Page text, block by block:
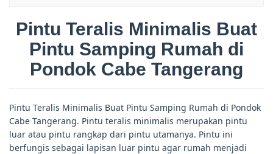
Pintu Teralis Minimalis Buat
Pintu Samping Rumah di
Pondok Cabe Tangerang
Pintu Teralis Minimalis Buat Pintu Samping Rumah di Pondok
Cabe Tangerang. Pintu teralis minimalis merupakan pintu
luar atau pintu rangkap dari pintu utamanya. Pintu ini
berfungis sebagai lapisan luar pintu agar rumah menjadi